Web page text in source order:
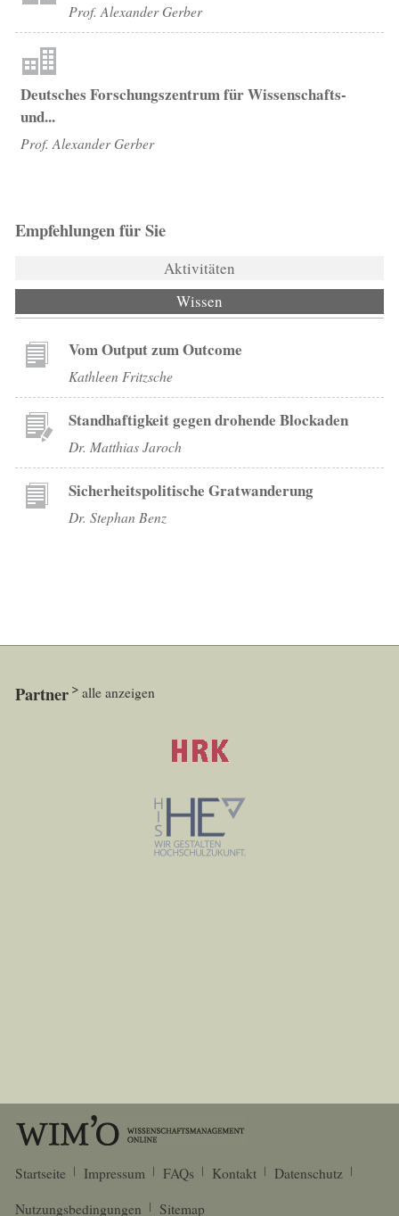
Prof. Alexander Gerber
Deutsches Forschungszentrum für Wissenschafts-
und...
Prof. Alexander Gerber
Empfehlungen für Sie
Aktivitäten
Wissen
Vom Output zum Outcome
Kathleen Fritzsche
Standhaftigkeit gegen drohende Blockaden
Dr. Matthias Jaroch
Sicherheitspolitische Gratwanderung
Dr. Stephan Benz
Partner alle anzeigen
Startseite Impressum FAQs Kontakt
Datenschutz
Nutzungsbedingungen
Sitemap